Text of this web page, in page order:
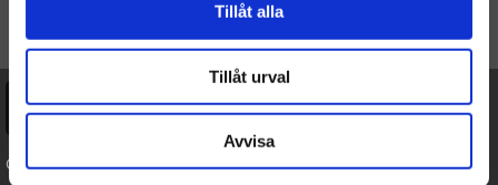
Tillåt alla
Tillåt urval
Avvisa
TILL TOPPEN
Ångra köp
Cookies